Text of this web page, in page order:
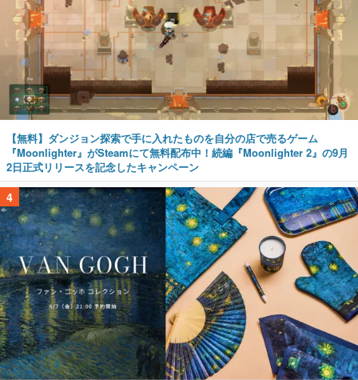
【無料】ダンジョン探索で手に入れたものを自分の店で売るゲーム
『Moonlighter』がSteamにて無料配布中！続編『Moonlighter 2』の9月
2日正式リリースを記念したキャンペーン
4